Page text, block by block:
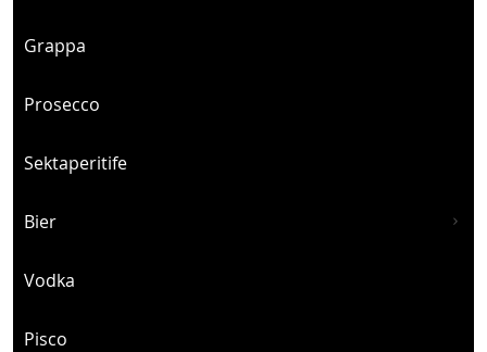
Grappa
Prosecco
Sektaperitife
Bier
Vodka
Pisco